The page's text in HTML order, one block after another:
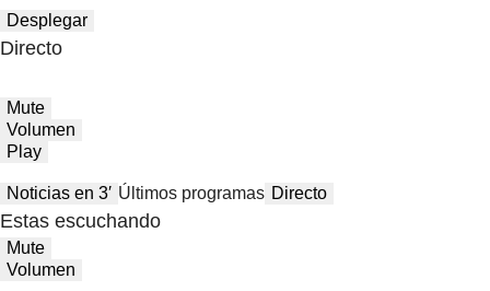
Desplegar
Directo
Mute
Volumen
Play
Noticias en 3′ Últimos programas Directo
Estas escuchando
Mute
Volumen